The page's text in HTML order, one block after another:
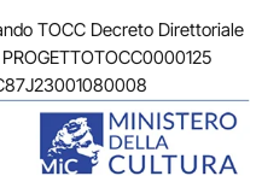
TOCC Decreto Direttoriale